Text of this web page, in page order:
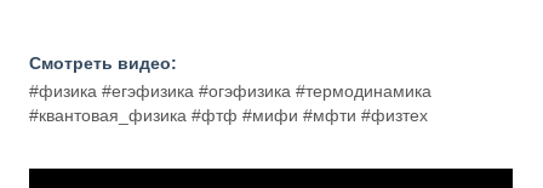
Смотреть видео:
#физика #егэфизика #огэфизика #термодинамика
#квантовая_физика #фтф #мифи #мфти #физтех